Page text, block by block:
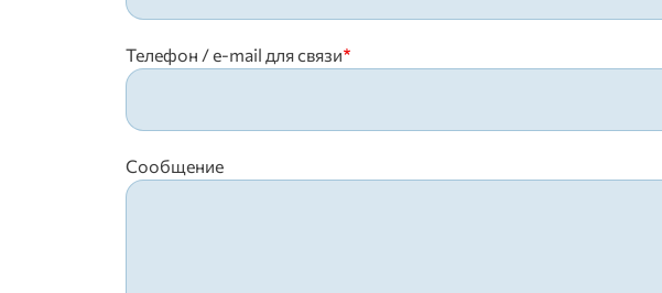
Телефон / e-mail для связи
Сообщение